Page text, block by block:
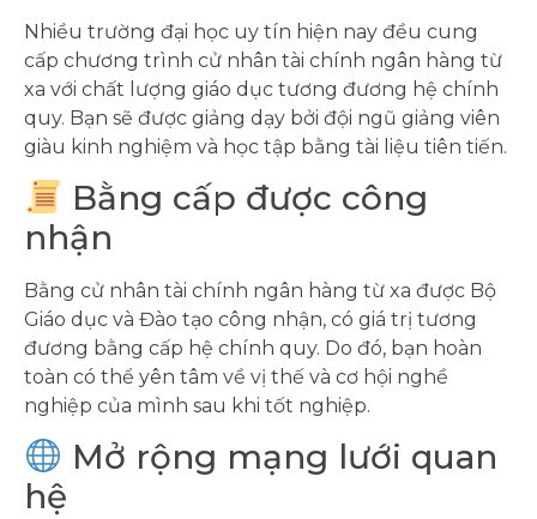
Nhiều trường đại học uy tín hiện nay đều cung
cấp chương trình cử nhân tài chính ngân hàng từ
xa với chất lượng giáo dục tương đương hệ chính
quy. Bạn sẽ được giảng dạy bởi đội ngũ giảng viên
giàu kinh nghiệm và học tập bằng tài liệu tiên tiến.
Bằng cấp được công
nhận
Bằng cử nhân tài chính ngân hàng từ xa được Bộ
Giáo dục và Đào tạo công nhận, có giá trị tương
đương bằng cấp hệ chính quy. Do đó, bạn hoàn
toàn có thể yên tâm về vị thế và cơ hội nghề
nghiệp của mình sau khi tốt nghiệp.
Mở rộng mạng lưới quan
hệ